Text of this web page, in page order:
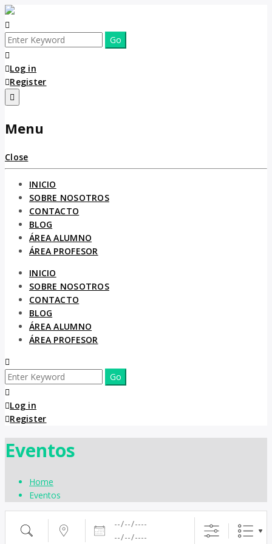
Log in
Register
Menu
Close
INICIO
SOBRE NOSOTROS
CONTACTO
BLOG
ÁREA ALUMNO
ÁREA PROFESOR
INICIO
SOBRE NOSOTROS
CONTACTO
BLOG
ÁREA ALUMNO
ÁREA PROFESOR
Log in
Register
Eventos
Home
Eventos